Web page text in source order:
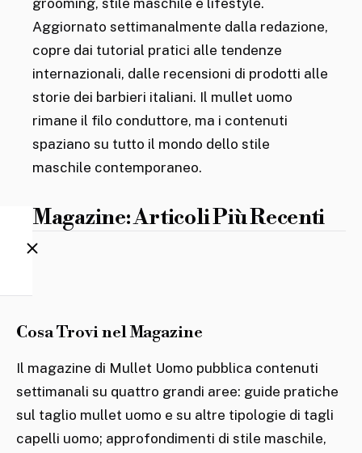
Guide
Capelli
Stile
Uomo
Tendenze
grooming, stile maschile e lifestyle.
Aggiornato settimanalmente dalla redazione,
copre dai tutorial pratici alle tendenze
internazionali, dalle recensioni di prodotti alle
storie dei barbieri italiani. Il mullet uomo
rimane il filo conduttore, ma i contenuti
spaziano su tutto il mondo dello stile
maschile contemporaneo.
Magazine: Articoli Più Recenti
Cosa Trovi nel Magazine
Il magazine di Mullet Uomo pubblica contenuti
settimanali su quattro grandi aree: guide pratiche
sul taglio mullet uomo e su altre tipologie di tagli
capelli uomo; approfondimenti di stile maschile,